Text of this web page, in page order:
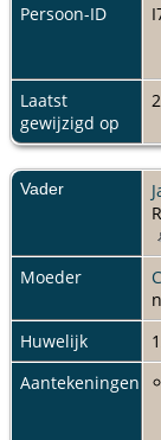
Persoon-ID
Laatst
gewijzigd op
Vader
Moeder
Huwelijk
Aantekeningen